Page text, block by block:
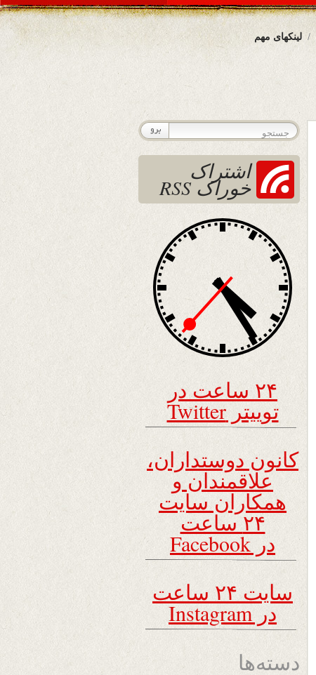
لینکهای مهم
اشتراک
خوراک RSS
۲۴ ساعت در
توییتر Twitter
کانون دوستداران،
علاقمندان و
همکاران سایت
۲۴ ساعت
در Facebook
سایت ۲۴ ساعت
در Instagram
دسته‌ها